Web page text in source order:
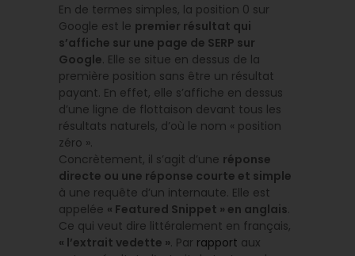
En de termes simples, la position 0 sur
Google est le premier résultat qui
s’affiche sur une page de SERP sur
Google. Elle se situe en dessus de la
première position sans être un résultat
payant. En effet, elle s’affiche en dessus
d’une ligne de flottaison devant tous les
résultats naturels, d’où le nom « position
zéro ».
Concrètement, il s’agit d’une réponse
directe ou une réponse courte et simple
à une requête d’un internaute. Elle est
appelée « Featured Snippet » en anglais.
Ce qui veut dire littéralement en français,
« l’extrait vedette ». Par rapport aux